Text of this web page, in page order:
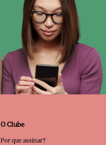
O Clube
Por que assinar?